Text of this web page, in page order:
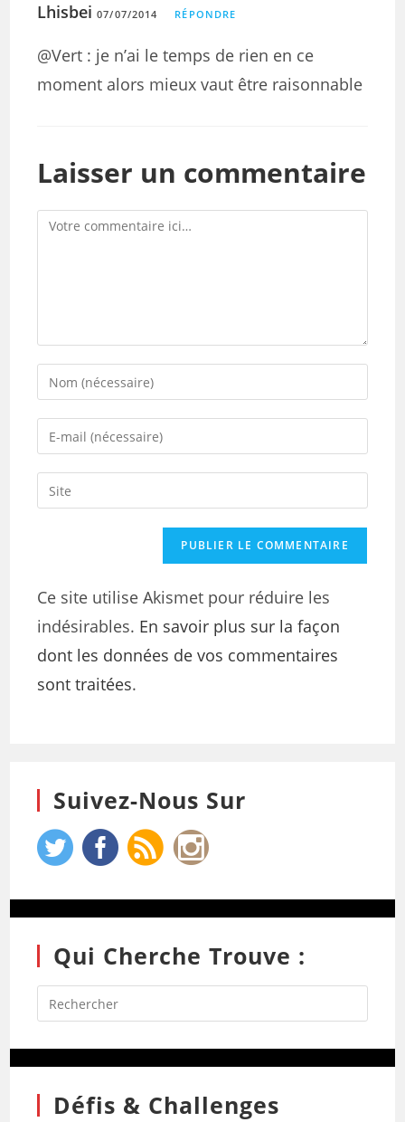
Lhisbei 07/07/2014 RÉPONDRE
@Vert : je n’ai le temps de rien en ce
moment alors mieux vaut être raisonnable
Laisser un commentaire
Ce site utilise Akismet pour réduire les
indésirables. En savoir plus sur la façon
dont les données de vos commentaires
sont traitées.
Suivez-Nous Sur
Qui Cherche Trouve :
Défis & Challenges